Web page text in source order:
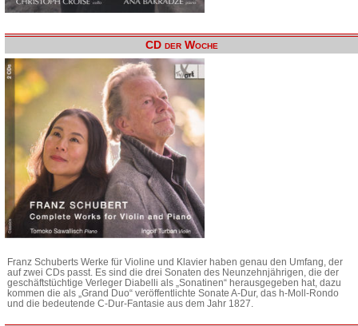
CD der Woche
Franz Schuberts Werke für Violine und Klavier haben genau den Umfang, der
auf zwei CDs passt. Es sind die drei Sonaten des Neunzehnjährigen, die der
geschäftstüchtige Verleger Diabelli als „Sonatinen“ herausgegeben hat, dazu
kommen die als „Grand Duo“ veröffentlichte Sonate A-Dur, das h-Moll-Rondo
und die bedeutende C-Dur-Fantasie aus dem Jahr 1827.